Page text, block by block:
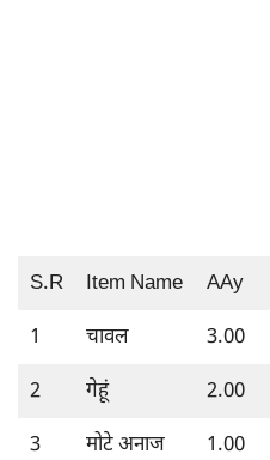
S.R Item Name AAy
1 चावल 3.00
2 गेहूं 2.00
3 मोटे अनाज 1.00